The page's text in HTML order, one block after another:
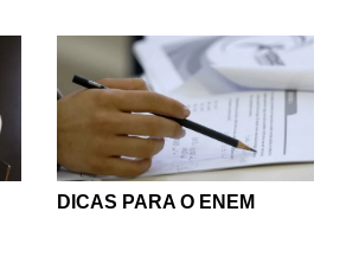
DICAS PARA O ENEM